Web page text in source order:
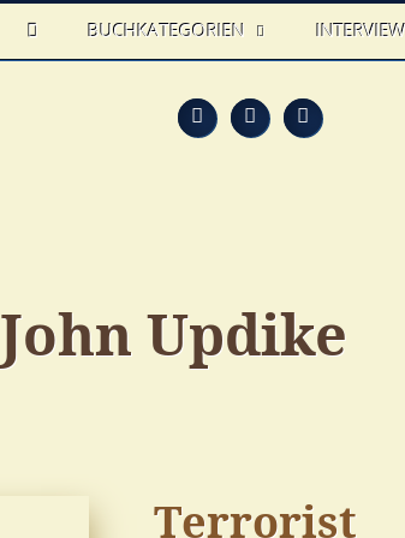
HOME
BUCHKATEGORIEN
Feed
John Updike
Terrorist